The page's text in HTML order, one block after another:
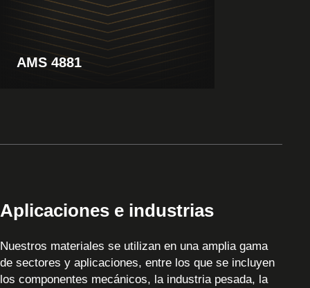
AMS 4881
Aplicaciones e industrias
Nuestros materiales se utilizan en una amplia gama
de sectores y aplicaciones, entre los que se incluyen
los componentes mecánicos, la industria pesada, la